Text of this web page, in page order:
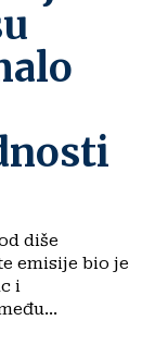
diše
emisije bio je
i